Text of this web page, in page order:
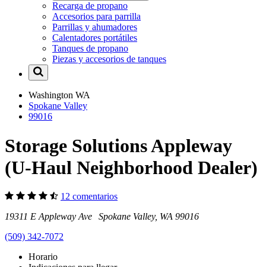
Recarga de propano
Accesorios para parrilla
Parrillas y ahumadores
Calentadores portátiles
Tanques de propano
Piezas y accesorios de tanques
Washington WA
Spokane Valley
99016
Storage Solutions Appleway
(U-Haul Neighborhood Dealer)
12 comentarios
19311 E Appleway Ave Spokane Valley, WA 99016
(509) 342-7072
Horario